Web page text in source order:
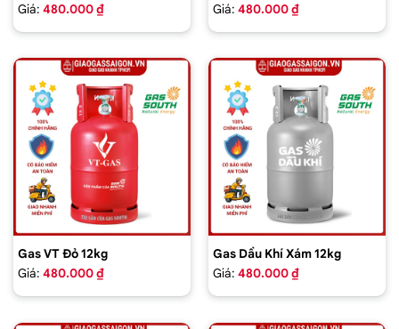
Giá: 480.000 ₫
Giá: 480.000 ₫
Gas VT Đỏ 12kg
Giá: 480.000 ₫
Gas Dầu Khí Xám 12kg
Giá: 480.000 ₫